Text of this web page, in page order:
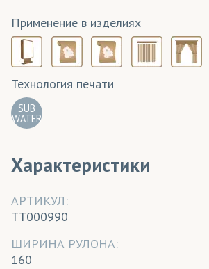
Применение в изделиях
Технология печати
SUB
WATER
Характеристики
АРТИКУЛ:
TT000990
ШИРИНА РУЛОНА:
160